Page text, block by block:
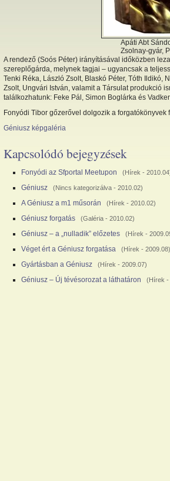
Apáti Abt
Zsolnay-gyár,
A rendező (Soós Péter) irányításával időközben
szereplőgárda, melynek tagjai – ugyancsak a
Tenki Réka, László Zsolt, Blaskó Péter, Tóth Ildikó,
Zsolt, Ungvári István, valamit a Társulat produkció
találkozhatunk: Feke Pál, Simon Boglárka és
Fonyódi Tibor gőzerővel dolgozik a forgatókönyvek
Géniusz képgaléria
Kapcsolódó bejegyzések
Fonyódi az Sfportal Meetupon (Hírek -
Géniusz (Nincs kategorizálva - 2010.02)
A Géniusz a m1 műsorán (Hírek - 2010.02)
Géniusz forgatás (Galéria - 2010.02)
Géniusz – a „nulladik” előzetes (Hírek -
Véget ért a Géniusz forgatása (Hírek - 2009.08)
Gyártásban a Géniusz (Hírek - 2009.07)
Géniusz – Új tévésorozat a láthatáron (Hírek -